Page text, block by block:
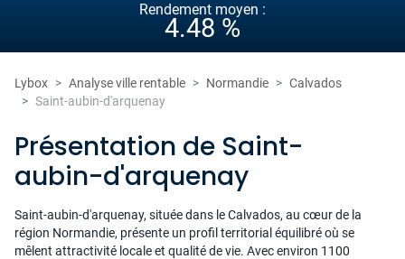
Rendement moyen :
4.48 %
Lybox Analyse ville rentable Normandie
Calvados
Saint-aubin-d'arquenay
Présentation de Saint-
aubin-d'arquenay
Saint-aubin-d'arquenay, située dans le Calvados, au cœur de la
région Normandie, présente un profil territorial équilibré où se
mêlent attractivité locale et qualité de vie. Avec environ 1100